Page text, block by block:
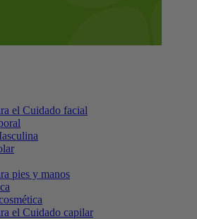
el Cuidado facial
pies y manos
el Cuidado capilar